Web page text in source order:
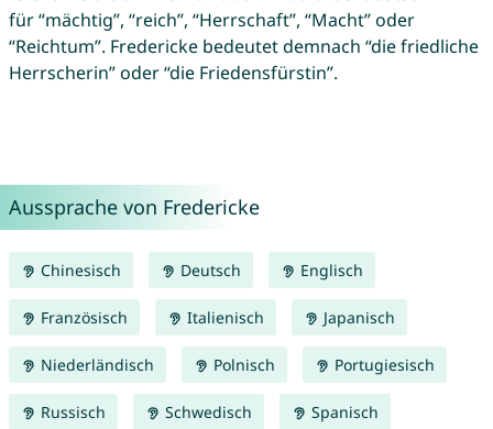
für “mächtig”, “reich”, “Herrschaft”, “Macht” oder
“Reichtum”. Fredericke bedeutet demnach “die friedliche
Herrscherin” oder “die Friedensfürstin”.
Aussprache von Fredericke
Chinesisch Deutsch Englisch
Französisch Italienisch Japanisch
Niederländisch Polnisch Portugiesisch
Russisch Schwedisch Spanisch